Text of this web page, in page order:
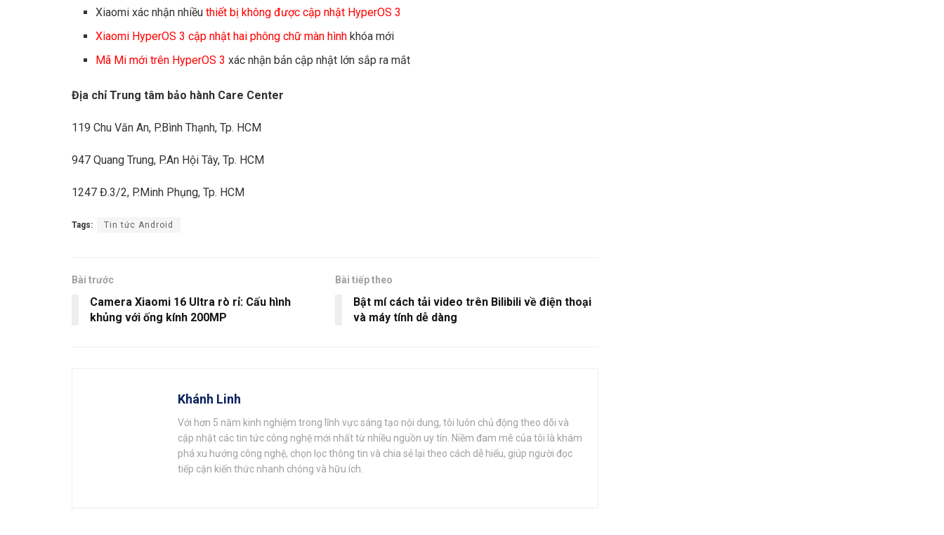
Xiaomi xác nhận nhiềuthiết bị không được cập nhật HyperOS 3
Xiaomi HyperOS 3 cập nhật hai phông chữ màn hình khóa mới
Mã Mi mới trên HyperOS 3 xác nhận bản cập nhật lớn sắp ra mắt
Địa chỉ Trung tâm bảo hành Care Center
119 Chu Văn An, P.Bình Thạnh, Tp. HCM
947 Quang Trung, P.An Hội Tây, Tp. HCM
1247 Đ.3/2, P.Minh Phụng, Tp. HCM
Tags: Tin tức Android
Bài trước
Camera Xiaomi 16 Ultra rò rỉ: Cấu hình
khủng với ống kính 200MP
Bài tiếp theo
Bật mí cách tải video trên Bilibili về điện thoại
và máy tính dễ dàng
Khánh Linh
Với hơn 5 năm kinh nghiệm trong lĩnh vực sáng tạo nội dung, tôi luôn chủ động theo dõi và
cập nhật các tin tức công nghệ mới nhất từ nhiều nguồn uy tín. Niềm đam mê của tôi là khám
phá xu hướng công nghệ, chọn lọc thông tin và chia sẻ lại theo cách dễ hiểu, giúp người đọc
tiếp cận kiến thức nhanh chóng và hữu ích.